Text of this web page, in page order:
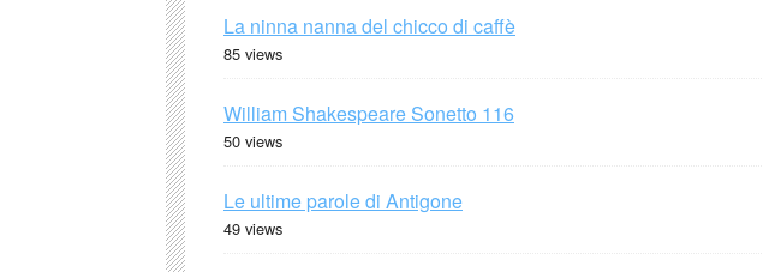
La ninna nanna del chicco di caffè
85 views
William Shakespeare Sonetto 116
50 views
Le ultime parole di Antigone
49 views